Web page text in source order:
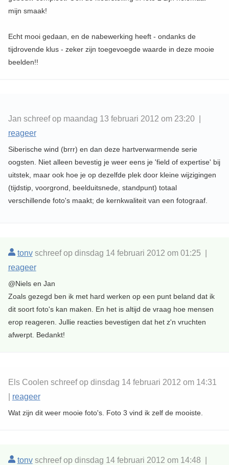
mijn smaak!
Echt mooi gedaan, en de nabewerking heeft - ondanks de
tijdrovende klus - zeker zijn toegevoegde waarde in deze mooie
beelden!!
Jan schreef op maandag 13 februari 2012 om 23:20 |
reageer
Siberische wind (brrr) en dan deze hartverwarmende serie
oogsten. Niet alleen bevestig je weer eens je 'field of expertise' bij
uitstek, maar ook hoe je op dezelfde plek door kleine wijzigingen
(tijdstip, voorgrond, beelduitsnede, standpunt) totaal
verschillende foto's maakt; de kernkwaliteit van een fotograaf.
tonvschreef op dinsdag 14 februari 2012 om 01:25 |
reageer
@Niels en Jan
Zoals gezegd ben ik met hard werken op een punt beland dat ik
dit soort foto's kan maken. En het is altijd de vraag hoe mensen
erop reageren. Jullie reacties bevestigen dat het z'n vruchten
afwerpt. Bedankt!
Els Coolen schreef op dinsdag 14 februari 2012 om 14:31
reageer
Wat zijn dit weer mooie foto's. Foto 3 vind ik zelf de mooiste.
tonvschreef op dinsdag 14 februari 2012 om 14:48 |